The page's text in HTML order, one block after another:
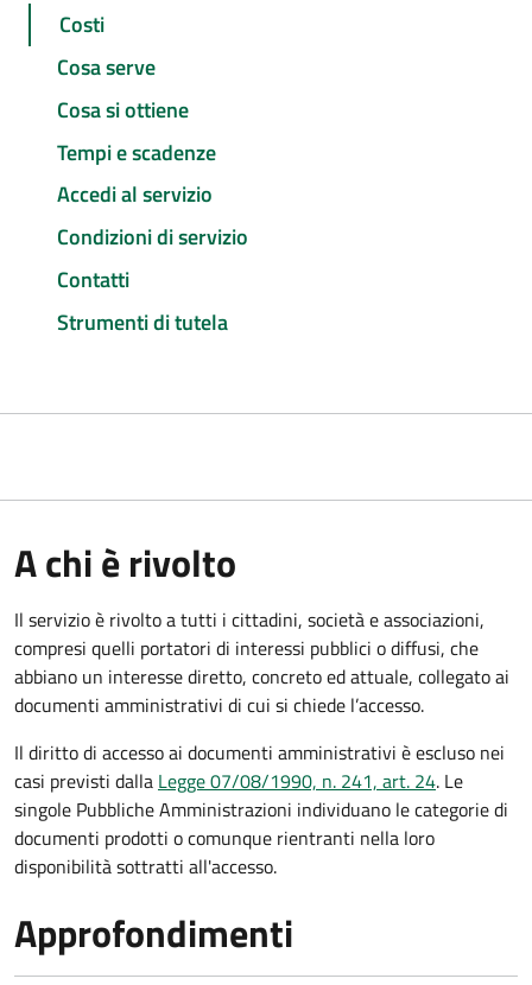
Costi
Cosa serve
Cosa si ottiene
Tempi e scadenze
Accedi al servizio
Condizioni di servizio
Contatti
Strumenti di tutela
A chi è rivolto
Il servizio è rivolto a tutti i cittadini, società e associazioni,
compresi quelli portatori di interessi pubblici o diffusi, che
abbiano un interesse diretto, concreto ed attuale, collegato ai
documenti amministrativi di cui si chiede l’accesso.
Il diritto di accesso ai documenti amministrativi è escluso nei
casi previsti dalla Legge 07/08/1990, n. 241, art. 24. Le
singole Pubbliche Amministrazioni individuano le categorie di
documenti prodotti o comunque rientranti nella loro
disponibilità sottratti all'accesso.
Approfondimenti